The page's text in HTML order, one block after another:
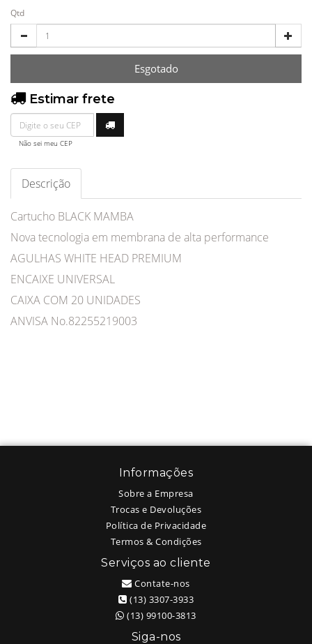
Qtd
Esgotado
Estimar frete
Não sei meu CEP
Descrição
Cartucho BLACK MAMBA
Nova tecnologia em membrana de alta performance
AGULHAS WHITE HEAD PREMIUM
ENCAIXE UNIVERSAL
CAIXA COM 20 UNIDADES
ANVISA No.82255219003
Informações
Sobre a Empresa
Trocas e Devoluções
Política de Privacidade
Termos & Condições
Serviços ao cliente
Contate-nos
(13) 3307-3933
(13) 99100-3813
Siga-nos